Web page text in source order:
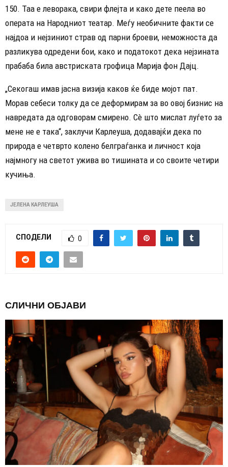
150. Таа е леворака, свири флејта и како дете пеела во
операта на Народниот театар. Меѓу необичните факти се
најдоа и нејзиниот страв од парни броеви, неможноста да
разликува одредени бои, како и податокот дека нејзината
прабаба била австриската грофица Марија фон Дајц.
„Секогаш имав јасна визија каков ќе биде мојот пат.
Морав себеси толку да се деформирам за во овој бизнис на
навредата да одговорам смирено. Сè што мислат луѓето за
мене не е така“, заклучи Карлеуша, додавајќи дека по
природа е четврто колено белграѓанка и личност која
најмногу на светот ужива во тишината и со своите четири
кучиња.
ЈЕЛЕНА КАРЛЕУША
СПОДЕЛИ 0
СЛИЧНИ ОБЈАВИ